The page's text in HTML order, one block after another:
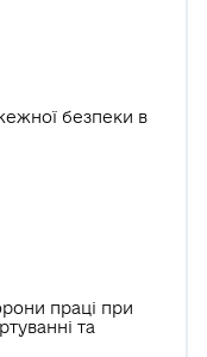
безпеки в
праці при
та